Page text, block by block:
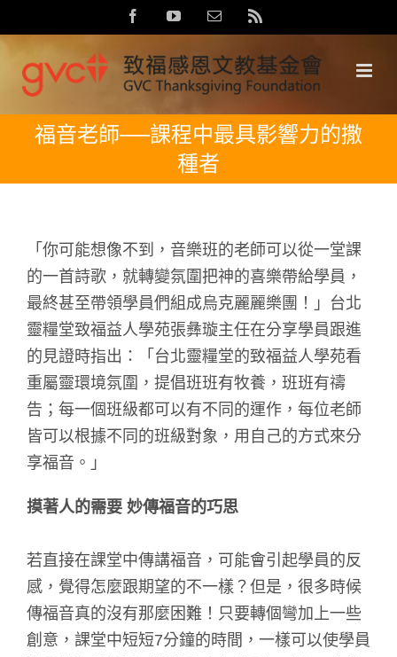
to
content
FacebookYouTubeEmail:
福音老師──課程中最具影響力的撒
種者
「你可能想像不到，音樂班的老師可以從一堂課
的一首詩歌，就轉變氛圍把神的喜樂帶給學員，
最終甚至帶領學員們組成烏克麗麗樂團！」台北
靈糧堂致福益人學苑張彝璇主任在分享學員跟進
的見證時指出：「台北靈糧堂的致福益人學苑看
重屬靈環境氛圍，提倡班班有牧養，班班有禱
告；每一個班級都可以有不同的運作，每位老師
皆可以根據不同的班級對象，用自己的方式來分
享福音。」
摸著人的需要 妙傳福音的巧思
若直接在課堂中傳講福音，可能會引起學員的反
感，覺得怎麼跟期望的不一樣？但是，很多時候
傳福音真的沒有那麼困難！只要轉個彎加上一些
創意，課堂中短短7分鐘的時間，一樣可以使學員